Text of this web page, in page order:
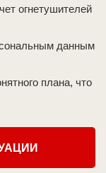
огнетушителей
данным
плана, что